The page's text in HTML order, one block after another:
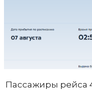
Пассажиры рейса